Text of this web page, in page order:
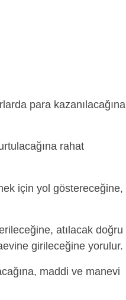
para kazanılacağına
rahat
için yol göstereceğine,
atılacak doğru
girileceğine yorulur.
maddi ve manevi